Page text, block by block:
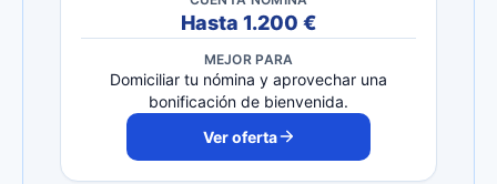
Hasta 1.200 €
MEJOR PARA
Domiciliar tu nómina y aprovechar una
bonificación de bienvenida.
Ver oferta